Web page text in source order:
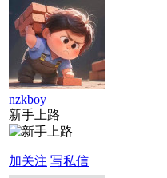
nzkboy
新手上路
加关注 写私信